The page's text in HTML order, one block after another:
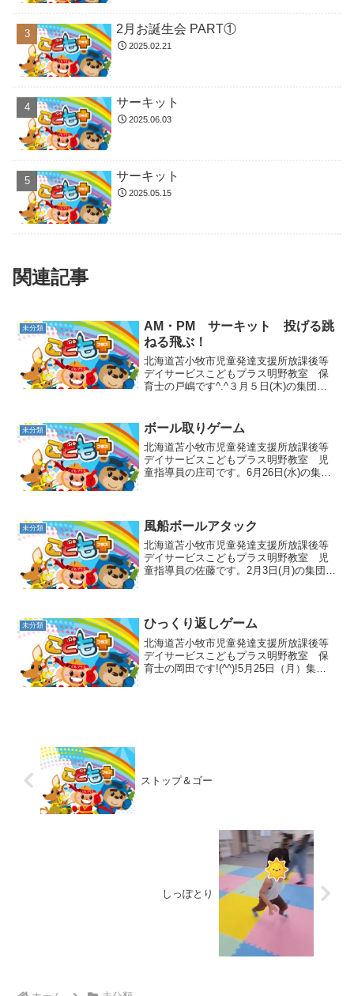
2月お誕生会 PART①
2025.02.21
サーキット
2025.06.03
サーキット
2025.05.15
関連記事
未分類
AM・PM サーキット 投げる跳
ねる飛ぶ！
北海道苫小牧市児童発達支援所放課後等
デイサービスこどもプラス明野教室 保
育士の戸嶋です^.^３月５日(木)の集団活
び箱からのジャンプ！まずは、ボール投
げ🥎「えいっ！」...
未分類 ボール取りゲーム
北海道苫小牧市児童発達支援所放課後等
デイサービスこどもプラス明野教室 児
童指導員の庄司です。6月26日(水)の集団
れをゴールのか...
未分類 風船ボールアタック
北海道苫小牧市児童発達支援所放課後等
デイサービスこどもプラス明野教室 児
童指導員の佐藤です。2月3日(月)の集団活
鬼をやっつけます✊...
未分類 ひっくり返しゲーム
北海道苫小牧市児童発達支援所放課後等
デイサービスこどもプラス明野教室 保
育士の岡田です!(^^)!5月25日（月）集団
ストップ＆ゴー
しっぽとり